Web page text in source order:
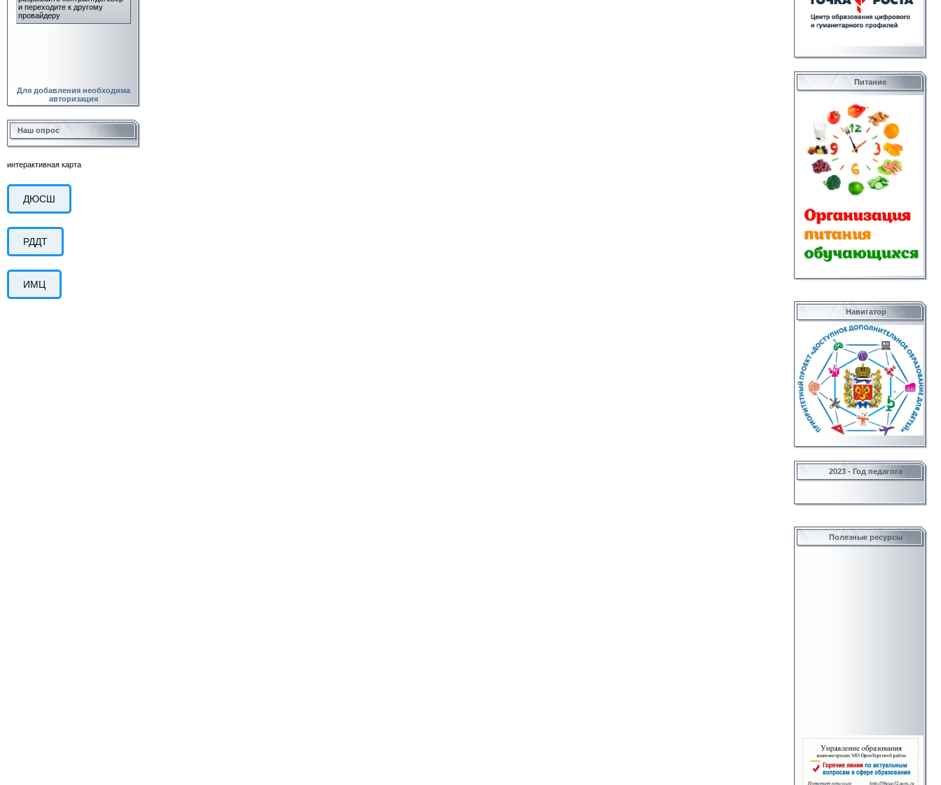
Для добавления необходима
авторизация
Наш опрос
интерактивная карта
ДЮСШ
РДДТ
ИМЦ
Питание
Навигатор
2023 - Год педагога
Полезные ресурсы